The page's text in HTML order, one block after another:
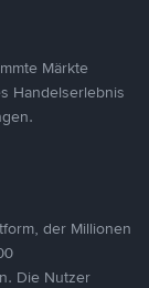
Märkte
Handelserlebnis
der Millionen
Die Nutzer